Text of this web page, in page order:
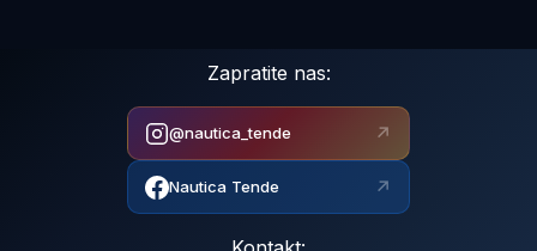
Zapratite nas:
@nautica_tende ↗
Nautica Tende ↗